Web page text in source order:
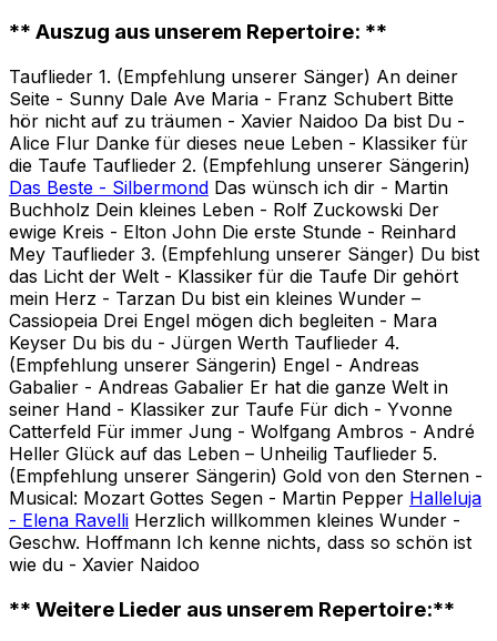
** Auszug aus unserem Repertoire: **
Tauflieder 1. (Empfehlung unserer Sänger) An deiner
Seite - Sunny Dale Ave Maria - Franz Schubert Bitte
hör nicht auf zu träumen - Xavier Naidoo Da bist Du -
Alice Flur Danke für dieses neue Leben - Klassiker für
die Taufe Tauflieder 2. (Empfehlung unserer Sängerin)
Das Beste - Silbermond Das wünsch ich dir - Martin
Buchholz Dein kleines Leben - Rolf Zuckowski Der
ewige Kreis - Elton John Die erste Stunde - Reinhard
Mey Tauflieder 3. (Empfehlung unserer Sänger) Du bist
das Licht der Welt - Klassiker für die Taufe Dir gehört
mein Herz - Tarzan Du bist ein kleines Wunder –
Cassiopeia Drei Engel mögen dich begleiten - Mara
Keyser Du bis du - Jürgen Werth Tauflieder 4.
(Empfehlung unserer Sängerin) Engel - Andreas
Gabalier - Andreas Gabalier Er hat die ganze Welt in
seiner Hand - Klassiker zur Taufe Für dich - Yvonne
Catterfeld Für immer Jung - Wolfgang Ambros - André
Heller Glück auf das Leben – Unheilig Tauflieder 5.
(Empfehlung unserer Sängerin) Gold von den Sternen -
Musical: Mozart Gottes Segen - Martin Pepper Halleluja
- Elena Ravelli Herzlich willkommen kleines Wunder -
Geschw. Hoffmann Ich kenne nichts, dass so schön ist
wie du - Xavier Naidoo
** Weitere Lieder aus unserem Repertoire:**